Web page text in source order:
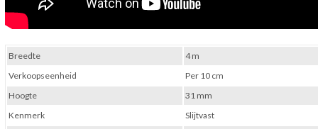
Breedte
4 m
Verkoopseenheid
Per 10 cm
Hoogte
31 mm
Kenmerk
Slijtvast